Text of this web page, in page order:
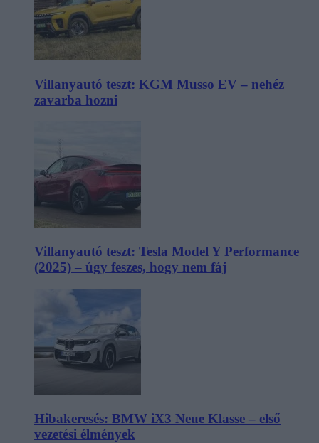
Villanyautó teszt: KGM Musso EV – nehéz
zavarba hozni
Villanyautó teszt: Tesla Model Y Performance
(2025) – úgy feszes, hogy nem fáj
Hibakeresés: BMW iX3 Neue Klasse – első
vezetési élmények